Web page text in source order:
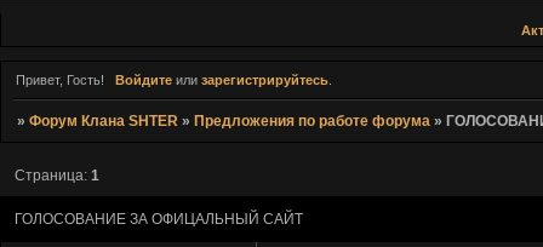
Привет, Гость! Войдитеили зарегистрируйтесь.
»Форум Клана SHTER » Предложения по работе форума »
ГОЛОСОВАНИЕ ЗА ОФИЦАЛЬНЫЙ САЙТ
Страница:1